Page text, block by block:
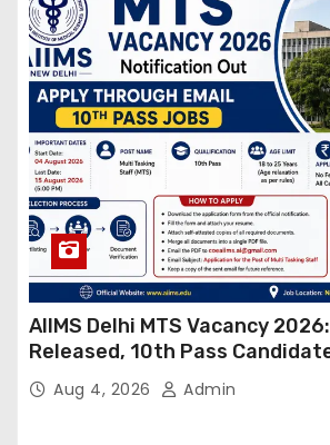
AIIMS Delhi MTS Vacancy
Released, 10th Pass
Through Email
Aug 4, 2026 Admin